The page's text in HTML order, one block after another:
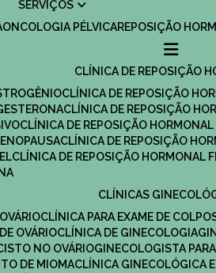
SERVIÇOS
ONCOLOGIA PÉLVICA REPOSIÇÃO
CLÍNICA DE REPOSIÇÃO
CLÍNICA DE REPOSIÇÃO
CLÍNICA DE REPOSIÇÃO
CLÍNICA DE REPOSIÇÃO
CLÍNICA DE REPOSIÇÃO
CLÍNICA DE REPOSIÇÃO HORMONAL
CLÍNICAS
CLÍNICA PARA EXAME DE
OVÁRIO
CLÍNICA DE GINECOLOGIA
NO OVÁRIO
GINECOLOGISTA
DE MIOMA
CLÍNICA GINECOLÓGICA